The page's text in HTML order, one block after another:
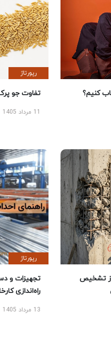
کنیم؟
رپورتاژ
تفاوت جو
تشخیص
رپورتاژ
تجهیزات و
راه‌اندازی
13 مرداد 1405